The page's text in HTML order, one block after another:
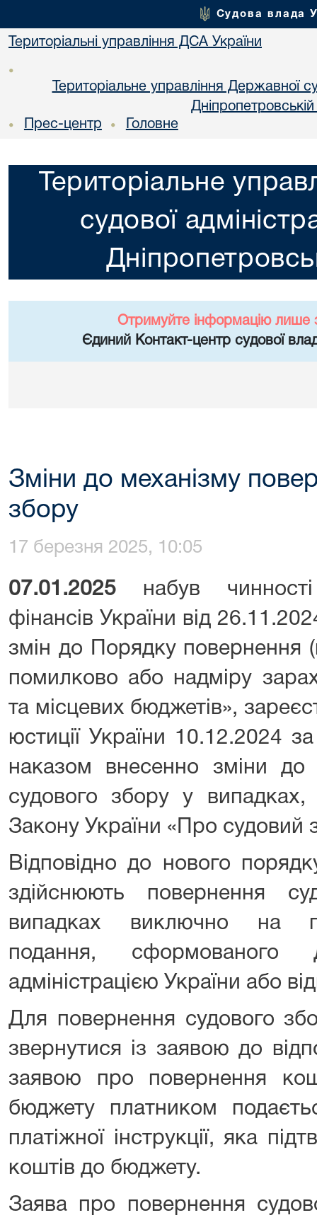
Судова влада
Територіальні управління ДСА України
•
Територіальне управління Державної
• Прес-центр • Головне
Територіальне
судової
Отримуйте інформацію лише
Єдиний Контакт-центр судової
Зміни до механізму
збору
17 березня 2025, 10:05
07.01.2025 набув чинності
фінансів України від
змін до Порядку повернення
помилково або надміру
та місцевих бюджетів»,
юстиції України 10.12.2024
наказом внесенно зміни до
судового збору у
Закону України «Про судовий
Відповідно до нового
здійснюють повернення
випадках виключно на
подання, сформованого
адміністрацією України або
Для повернення судового
звернутися із заявою до
заявою про повернення
бюджету платником
платіжної інструкції, яка
коштів до бюджету.
Заява про повернення